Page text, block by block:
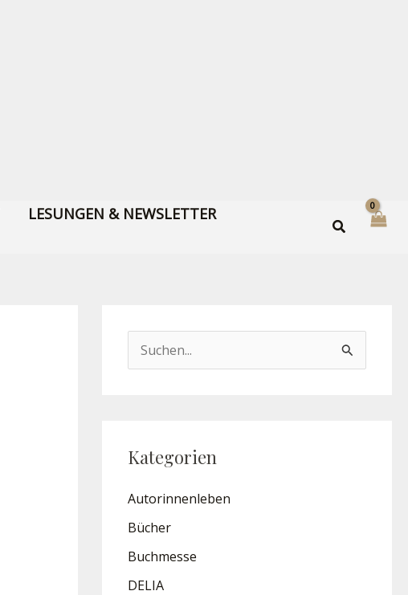
LESUNGEN & NEWSLETTER
e
n
a
c
h
Kategorien
Autorinnenleben
Bücher
Buchmesse
DELIA